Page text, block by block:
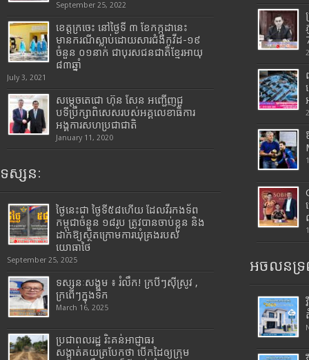
September 25, 2022
ខេត្តក្រចេះ នៅថ្ងៃទី ៣ ខែកក្កដានេះ
មានករណីស្លាប់ដោយសារជំងឺកូវីដ-១៩
ចំនួន ០១នាក់ ជាបុរសជនជាតិខ្មែរអាយុ
៨៣ឆ្នាំ
July 3, 2021
សម្តេចតេជោ ហ៊ុន សែន អញ្ជើញជួ
បទីប្រឹក្សាពិសេសរបស់អគ្គលេខាធិការ
អង្គការសហប្រជាជាតិ
January 11, 2020
ទស្សនៈ
ថ្ងៃនេះជា ថ្ងៃទី៥៨ហើយ ដែលវីរកងទ័ព
កម្ពុជាចំនួន ១៨រូប ត្រូវបានចាប់ខ្លួន និង
ដាក់ឱ្យស្ថិតក្រោមការឃុំគ្រងរបស់
យោធាថៃ
September 25, 2025
ទស្សនៈសង្គម ៖ រំលឹក! ក្របីៗស៊ីស្រូវ ,
ក្រពើៗក្នុងទឹក
March 16, 2025
ប្រជាពលរដ្ឋ រិះគន់អាជ្ញាធរ
សង្កាត់គយត្របែកថា បើកដៃឲ្យក្រុម
អចលនទ្រ